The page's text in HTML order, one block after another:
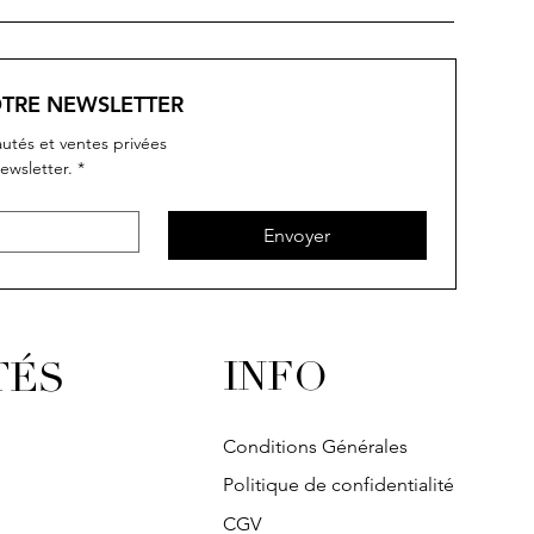
NEWSLETTER
et ventes privées
*
Envoyer
INFO
Conditions Générales
Politique de confidentialité
CGV